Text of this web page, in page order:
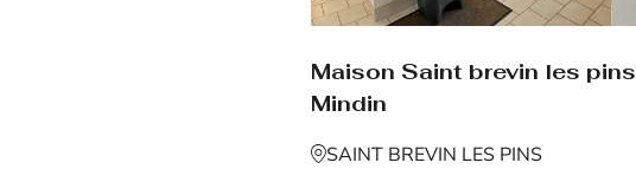
Maison Saint brevin les pins
Mindin
SAINT BREVIN LES PINS